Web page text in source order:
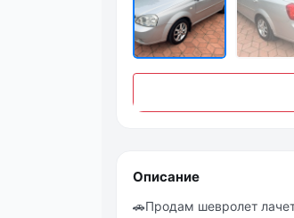
Описание
🚗Продам шевролет